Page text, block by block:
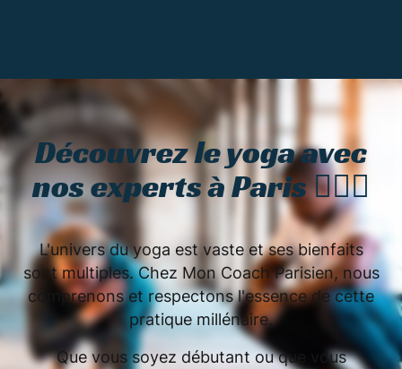
Découvrez le yoga avec
nos experts à Paris 🧘🏼‍♀️
L'univers du yoga est vaste et ses bienfaits
sont multiples. Chez Mon Coach Parisien, nous
comprenons et respectons l'essence de cette
pratique millénaire.
Que vous soyez débutant ou que vous